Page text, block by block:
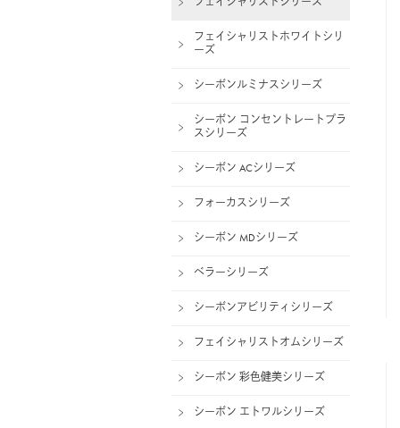
フェイシャリストホワイトシリ
ーズ
シーボンルミナスシリーズ
シーボン コンセントレートプラ
スシリーズ
シーボン ACシリーズ
フォーカスシリーズ
シーボン MDシリーズ
ベラーシリーズ
シーボンアビリティシリーズ
フェイシャリストオムシリーズ
シーボン 彩色健美シリーズ
シーボン エトワルシリーズ